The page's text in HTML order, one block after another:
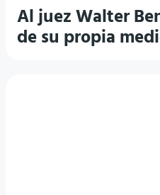
Al juez Walter
de su propia